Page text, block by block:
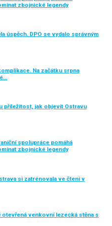
zbojnické legendy
úspěch. DPO se vydalo správným
Na začátku srpna
příležitost, jak objevit Ostravu
spolupráce pomáhá
zbojnické legendy
si zatrénovala ve čtení v
otevřená venkovní lezecká stěna s